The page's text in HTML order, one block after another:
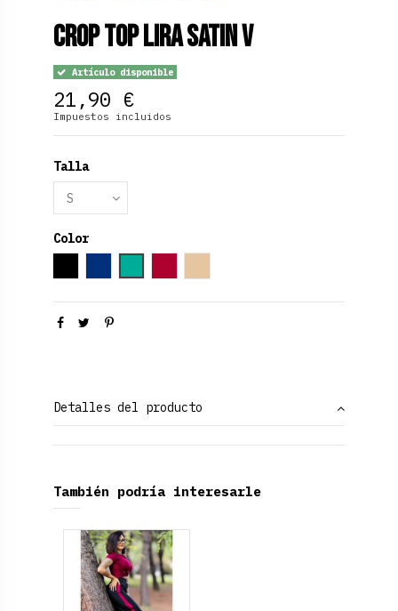
Crop Top Lira Satin V
Artículo disponible
21,90 €
Impuestos incluidos
Talla
Color
Detalles del producto
También podría interesarle